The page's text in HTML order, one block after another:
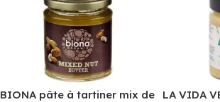
BIONA pâte à tartiner mix de LA VIDA